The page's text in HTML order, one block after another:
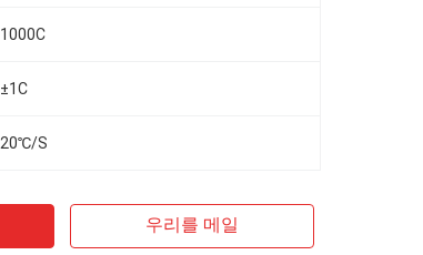
1000C
±1C
20℃/S
우리를 메일